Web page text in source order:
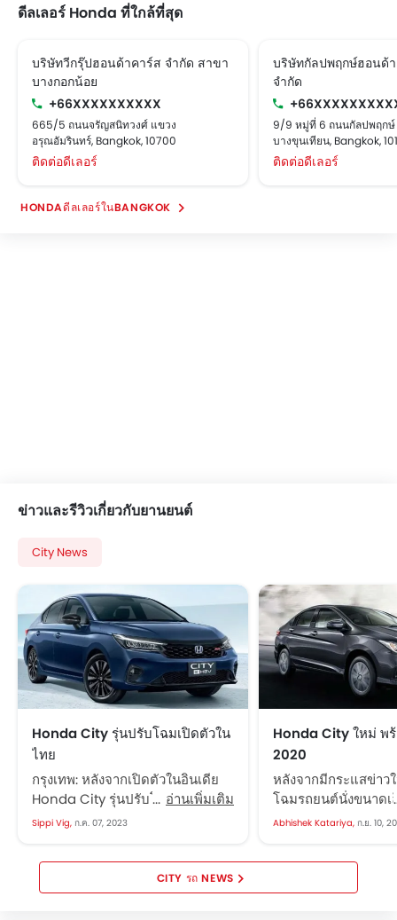
ดีลเลอร์ Honda ที่ใกล้ที่สุด
บริษัทวีกรุ๊ปฮอนด้าคาร์ส จำกัด สาขา
บางกอกน้อย
+66XXXXXXXXXX
665/5 ถนนจรัญสนิทวงศ์ แขวง
อรุณอัมรินทร์, Bangkok, 10700
ติดต่อดีเลอร์
บริษัทกัลปพฤกษ์ฮอนด้
จำกัด
9/9 หมู่ที่ 6 ถนนกัลปพฤกษ์
บางขุนเทียน, Bangkok,
ติดต่อดีเลอร์
HONDAดีลเลอร์ในBANGKOK
ข่าวและรีวิวเกี่ยวกับยานยนต์
City News
Honda City รุ่นปรับโฉมเปิดตัวใน
ไทย
กรุงเทพ: หลังจากเปิดตัวในอินเดีย
Honda City รุ่นปรับโฉมซีดานก็มา
ถึงฝั่งไทยแล้ว Honda City 2024
620,000 บาท ถึง 720,000 บาท
อ่านเพิ่มเติม
Sippi Vig, ก.ค. 07, 2023
Honda City ใหม่ พ
2020
หลังจากมีกระแสข่าว
โฉมรถยนต์นั่งขนาดเ
ความนิยม Honda
ล่าสุดชี้ว่ารถรุ่นนี้น่าจ
ตั้งแต่ทำตลาดอย่างเ
Abhishek Katariya, ก.ย. 10,
CITY รถ NEWS